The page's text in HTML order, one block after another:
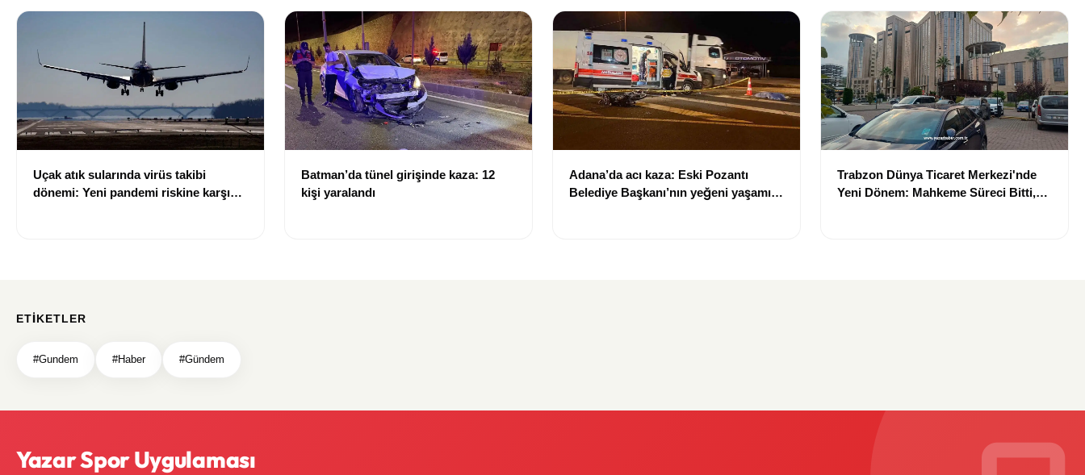
Uçak atık sularında virüs takibi
dönemi: Yeni pandemi riskine karşı
Batman’da tünel girişinde kaza: 12
kişi yaralandı
Adana’da acı kaza: Eski Pozantı
Belediye Başkanı’nın yeğeni yaşamını
Trabzon Dünya Ticaret Merkezi'nde
Yeni Dönem: Mahkeme Süreci Bitti,
ETIKETLER
#Gundem #Haber #Gündem
Yazar Spor Uygulaması